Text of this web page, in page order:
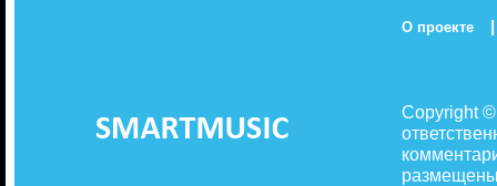
О проекте |
Copyright
размещены